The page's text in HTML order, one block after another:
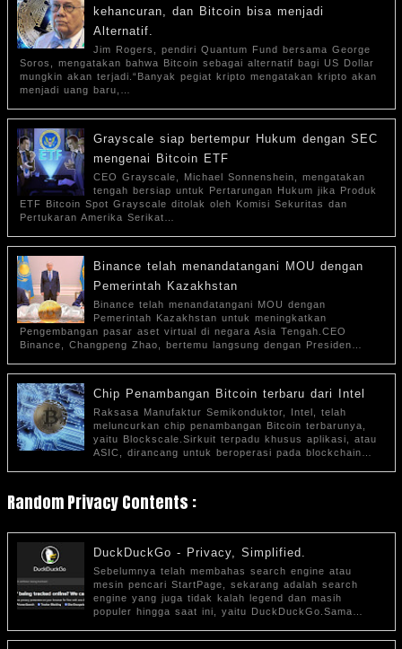
kehancuran, dan Bitcoin bisa menjadi
Alternatif.
Jim Rogers, pendiri Quantum Fund bersama George
Soros, mengatakan bahwa Bitcoin sebagai alternatif bagi US Dollar
mungkin akan terjadi.“Banyak pegiat kripto mengatakan kripto akan
menjadi uang baru,…
Grayscale siap bertempur Hukum dengan SEC
mengenai Bitcoin ETF
CEO Grayscale, Michael Sonnenshein, mengatakan
tengah bersiap untuk Pertarungan Hukum jika Produk
ETF Bitcoin Spot Grayscale ditolak oleh Komisi Sekuritas dan
Pertukaran Amerika Serikat…
Binance telah menandatangani MOU dengan
Pemerintah Kazakhstan
Binance telah menandatangani MOU dengan
Pemerintah Kazakhstan untuk meningkatkan
Pengembangan pasar aset virtual di negara Asia Tengah.CEO
Binance, Changpeng Zhao, bertemu langsung dengan Presiden…
Chip Penambangan Bitcoin terbaru dari Intel
Raksasa Manufaktur Semikonduktor, Intel, telah
meluncurkan chip penambangan Bitcoin terbarunya,
yaitu Blockscale.Sirkuit terpadu khusus aplikasi, atau
ASIC, dirancang untuk beroperasi pada blockchain…
Random Privacy Contents :
DuckDuckGo - Privacy, Simplified.
Sebelumnya telah membahas search engine atau
mesin pencari StartPage, sekarang adalah search
engine yang juga tidak kalah legend dan masih
populer hingga saat ini, yaitu DuckDuckGo.Sama…